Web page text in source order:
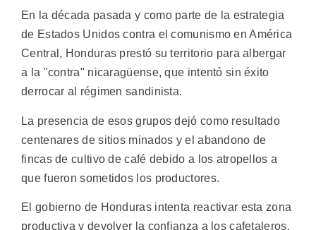
En la década pasada y como parte de la estrategia
de Estados Unidos contra el comunismo en América
Central, Honduras prestó su territorio para albergar
a la "contra" nicaragüense, que intentó sin éxito
derrocar al régimen sandinista.
La presencia de esos grupos dejó como resultado
centenares de sitios minados y el abandono de
fincas de cultivo de café debido a los atropellos a
que fueron sometidos los productores.
El gobierno de Honduras intenta reactivar esta zona
productiva y devolver la confianza a los cafetaleros.